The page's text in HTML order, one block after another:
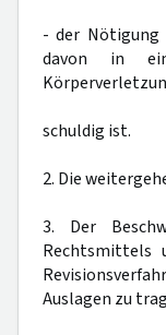
- der Nötigung
davon in
schuldig ist.
2. Die
3. Der
Rechtsmittels
Auslagen zu